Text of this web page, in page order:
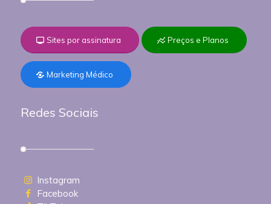
Sites por assinatura Preços e Planos
Marketing Médico
Redes Sociais
Instagram
Facebook